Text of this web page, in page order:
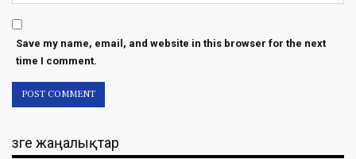
Save my name, email, and website in this browser for the next
time I comment.
Өзге жаңалықтар